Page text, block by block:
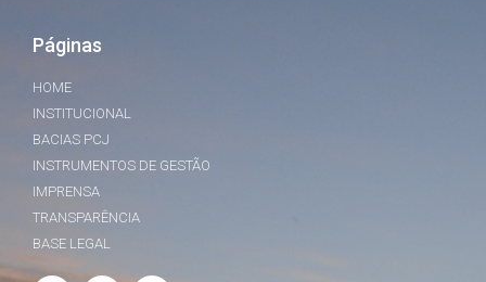
Páginas
HOME
INSTITUCIONAL
BACIAS PCJ
INSTRUMENTOS DE GESTÃO
IMPRENSA
TRANSPARÊNCIA
BASE LEGAL